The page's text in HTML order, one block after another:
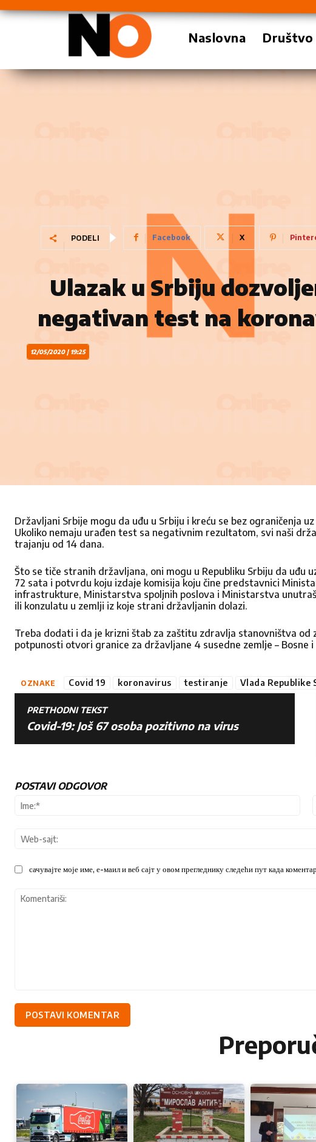
Pišite
nam
poruku
Naslov*
Ocenite nas
StarStarsStars
Stars
Naslovna Društvo
PODELI Facebook X
Ulazak u Srbiju
negativan test na
12/05/2020 | 19:25
Državljani Srbije mogu da uđu u Srbiju i kreću se bez ograničenja
Ukoliko nemaju urađen test sa negativnim rezultatom, svi naši
trajanju od 14 dana.
Što se tiče stranih državljana, oni mogu u Republiku Srbiju da uđu
72 sata i potvrdu koju izdaje komisija koju čine predstavnici
infrastrukture, Ministarstva spoljnih poslova i Ministarstva
ili konzulatu u zemlji iz koje strani državljanin dolazi.
Treba dodati i da je krizni štab za zaštitu zdravlja stanovništva od
potpunosti otvori granice za državljane 4 susedne zemlje – Bosne
OZNAKE Covid 19 koronavirus testiranje Vlada Republike
PRETHODNI TEKST
Covid-19: Još 67 osoba pozitivno na virus
POSTAVI ODGOVOR
сачувајте моје име, е-маил и веб сајт у овом прегледнику следећи пут када